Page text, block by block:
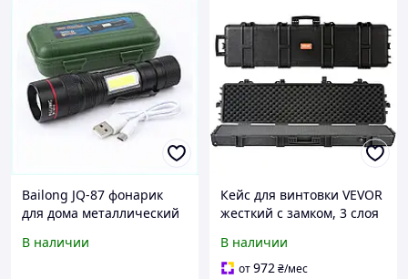
Bailong JQ-87 фонарик
для дома металлический
В наличии
Кейс для винтовки VEVOR
жесткий с замком, 3 слоя
транспортировки оружия
В наличии
от972₴/мес